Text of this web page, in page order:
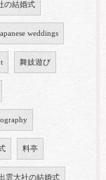
の結婚式
weddings
舞妓遊び
料亭
雲大社の結婚式